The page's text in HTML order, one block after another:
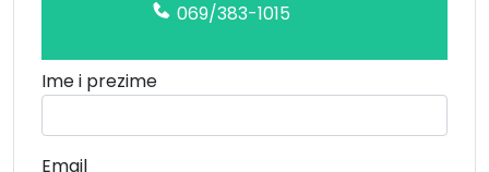
069/383-1015
Ime i prezime
Email